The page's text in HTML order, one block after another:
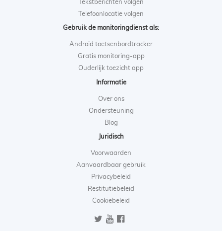
Tekstberichten volgen
Telefoonlocatie volgen
Gebruik de monitoringdienst als:
Android toetsenbordtracker
Gratis monitoring-app
Ouderlijk toezicht app
Informatie
Over ons
Ondersteuning
Blog
Juridisch
Voorwaarden
Aanvaardbaar gebruik
Privacybeleid
Restitutiebeleid
Cookiebeleid